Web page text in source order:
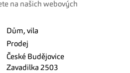
na našich webových
Dům, vila
Prodej
České Budějovice
Zavadilka 2503